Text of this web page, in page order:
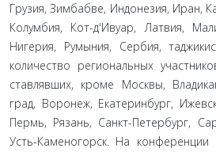
Грузия, Зимбабве, Индонезия, Иран,
Ко­лумбия, Кот-д'Ивуар, Латвия,
Нигерия, Румыния, Сербия,
количество региональных
ставлявших, кроме Москвы,
град, Воронеж, Екатеринбург,
Пермь, Рязань, Санкт-Петербург,
Усть-Каменогорск. На конференции